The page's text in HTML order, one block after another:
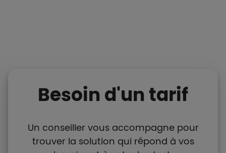
Besoin d'un tarif
Un conseiller vous accompagne pour
trouver la solution qui répond à vos